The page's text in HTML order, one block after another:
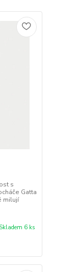
s
Gatta
milují
Skladem 6 ks